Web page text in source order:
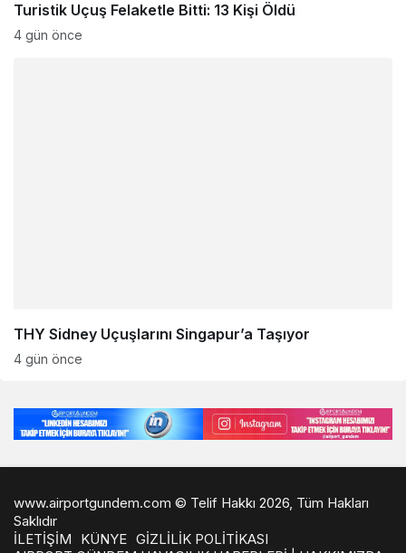
Turistik Uçuş Felaketle Bitti: 13 Kişi Öldü
4 gün önce
THY Sidney Uçuşlarını Singapur’a Taşıyor
4 gün önce
www.airportgundem.com © Telif Hakkı 2026, Tüm Hakları
Saklıdır
İLETİŞİM
KÜNYE GİZLİLİK POLİTİKASI